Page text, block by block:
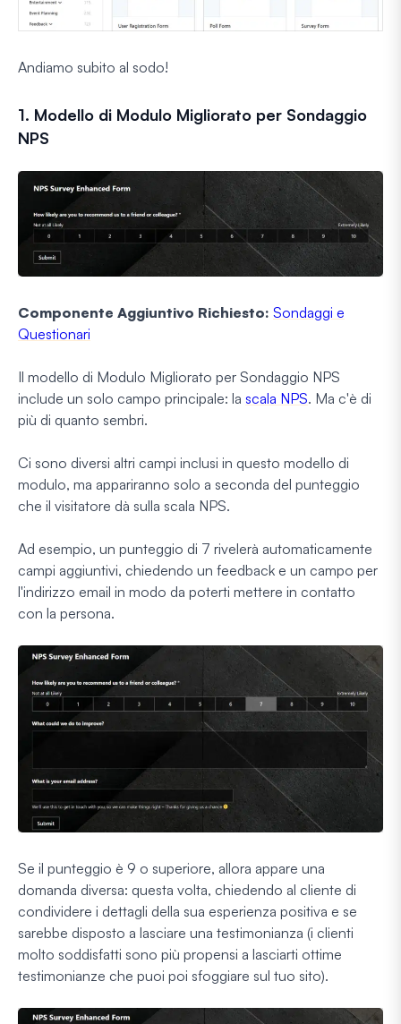
Andiamo subito al sodo!
1. Modello di Modulo Migliorato per Sondaggio
NPS
Componente Aggiuntivo Richiesto: Sondaggi e
Questionari
Il modello di Modulo Migliorato per Sondaggio NPS
include un solo campo principale: la scala NPS. Ma c'è di
più di quanto sembri.
Ci sono diversi altri campi inclusi in questo modello di
modulo, ma appariranno solo a seconda del punteggio
che il visitatore dà sulla scala NPS.
Ad esempio, un punteggio di 7 rivelerà automaticamente
campi aggiuntivi, chiedendo un feedback e un campo per
l'indirizzo email in modo da poterti mettere in contatto
con la persona.
Se il punteggio è 9 o superiore, allora appare una
domanda diversa: questa volta, chiedendo al cliente di
condividere i dettagli della sua esperienza positiva e se
sarebbe disposto a lasciare una testimonianza (i clienti
molto soddisfatti sono più propensi a lasciarti ottime
testimonianze che puoi poi sfoggiare sul tuo sito).